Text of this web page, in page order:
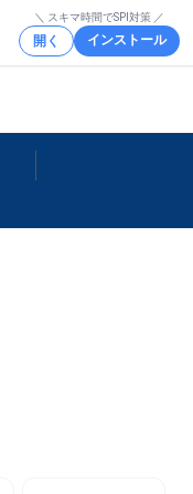
＼ スキマ時間でSPI対策 ／
開く インストール